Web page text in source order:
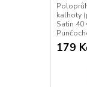
kalhoty
Satin
179